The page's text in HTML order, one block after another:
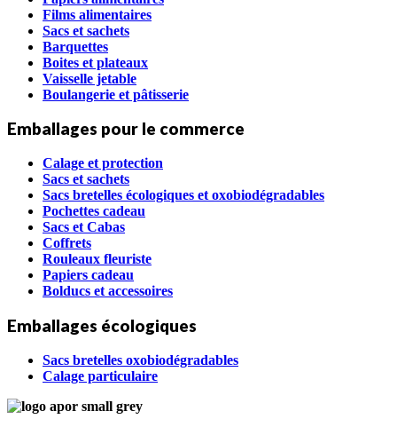
Films alimentaires
Sacs et sachets
Barquettes
Boites et plateaux
Vaisselle jetable
Boulangerie et pâtisserie
Emballages pour le commerce
Calage et protection
Sacs et sachets
Sacs bretelles écologiques et oxobiodégradables
Pochettes cadeau
Sacs et Cabas
Coffrets
Rouleaux fleuriste
Papiers cadeau
Bolducs et accessoires
Emballages écologiques
Sacs bretelles oxobiodégradables
Calage particulaire